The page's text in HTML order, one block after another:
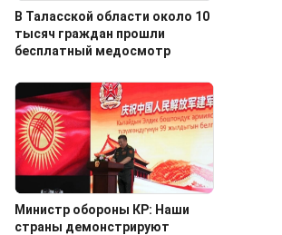
В Таласской области около 10
тысяч граждан прошли
бесплатный медосмотр
Министр обороны КР: Наши
страны демонстрируют